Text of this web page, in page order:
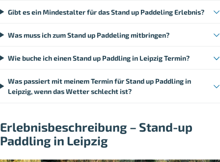
Gibt es ein Mindestalter für das Stand up Paddeling Erlebnis?
Was muss ich zum Stand up Paddeling mitbringen?
Wie buche ich einen Stand up Paddling in Leipzig Termin?
Was passiert mit meinem Termin für Stand up Paddling in
Leipzig, wenn das Wetter schlecht ist?
Erlebnisbeschreibung – Stand-up
Paddling in Leipzig